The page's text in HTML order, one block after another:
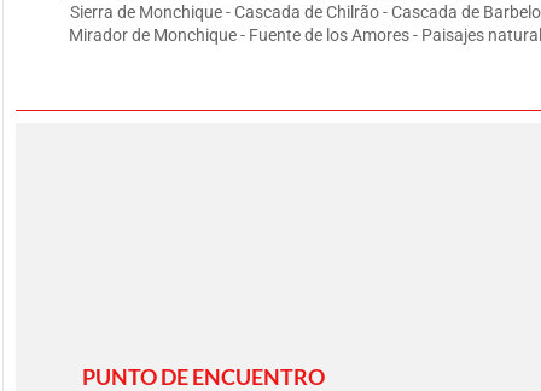
Sierra de Monchique - Cascada de Chilrão - Cascada de
Mirador de Monchique - Fuente de los Amores - Paisajes
PUNTO DE ENCUENTRO